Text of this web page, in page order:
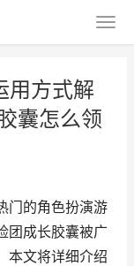
用方式解
囊怎么领
门的角色扮演游
团成长胶囊被广
本文将详细介绍